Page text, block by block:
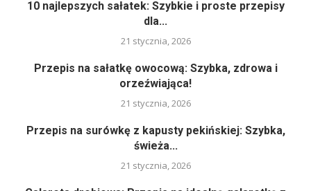
10 najlepszych sałatek: Szybkie i proste przepisy
dla...
21 stycznia, 2026
Przepis na sałatkę owocową: Szybka, zdrowa i
orzeźwiająca!
21 stycznia, 2026
Przepis na surówkę z kapusty pekińskiej: Szybka,
świeża...
21 stycznia, 2026